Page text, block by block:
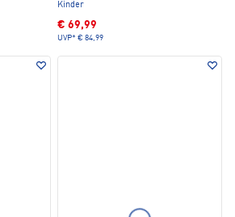
Kinder
€ 69,99
UVP* € 84,99